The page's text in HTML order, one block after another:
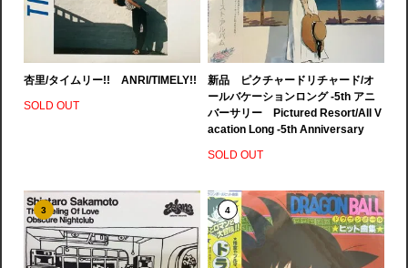
杏里/タイムリー!! ANRI/TIMELY!!
SOLD OUT
新品 ピクチャードリチャード/オ
ールバケーションロング -5th アニ
バーサリー Pictured Resort/All V
acation Long -5th Anniversary
SOLD OUT
3 4